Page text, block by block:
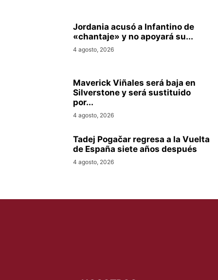
Jordania acusó a Infantino de
«chantaje» y no apoyará su...
4 agosto, 2026
Maverick Viñales será baja en
Silverstone y será sustituido
por...
4 agosto, 2026
Tadej Pogačar regresa a la Vuelta
de España siete años después
4 agosto, 2026